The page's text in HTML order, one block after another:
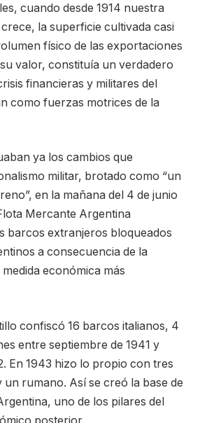
cuando desde 1914 nuestra
la superficie cultivada casi
físico de las exportaciones
valor, constituía un verdadero
financieras y militares del
como fuerzas motrices de la
ya los cambios que
militar, brotado como “un
en la mañana del 4 de junio
Mercante Argentina
barcos extranjeros bloqueados
a consecuencia de la
económica más
confiscó 16 barcos italianos, 4
entre septiembre de 1941 y
En 1943 hizo lo propio con tres
rumano. Así se creó la base de
uno de los pilares del